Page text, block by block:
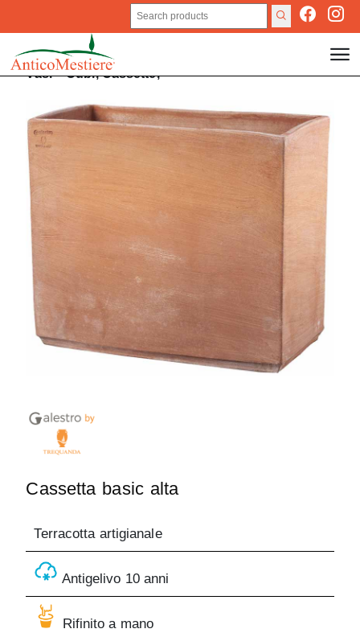
Vasi>Cubi,Cassette,
Cassetta basic alta
Terracotta artigianale
Antigelivo 10 anni
Rifinito a mano